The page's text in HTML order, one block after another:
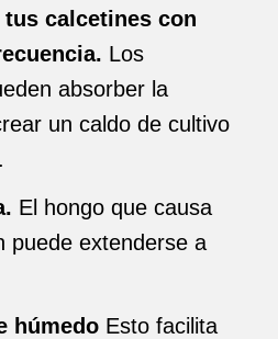
tus calcetines con
Los
absorber la
un caldo de cultivo
El hongo que causa
puede extenderse a
húmedo Esto facilita